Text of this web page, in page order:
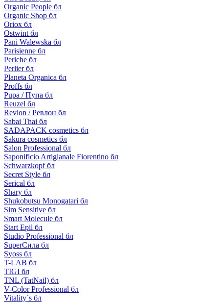
Organic People бл
Organic Shop бл
Oriox бл
Ostwint бл
Pani Walewska бл
Parisienne бл
Periche бл
Perlier бл
Planeta Organica бл
Proffs бл
Pupa / Пупа бл
Reuzel бл
Revlon / Ревлон бл
Sabai Thai бл
SADAPACK cosmetics бл
Sakura cosmetics бл
Salon Professional бл
Saponificio Artigianale Fiorentino бл
Schwarzkopf бл
Secret Style бл
Serical бл
Shary бл
Shukobutsu Monogatari бл
Sim Sensitive бл
Smart Molecule бл
Start Epil бл
Studio Professional бл
SuperСила бл
Syoss бл
T-LAB бл
TIGI бл
TNL (TatNail) бл
V-Color Professional бл
Vitality`s бл